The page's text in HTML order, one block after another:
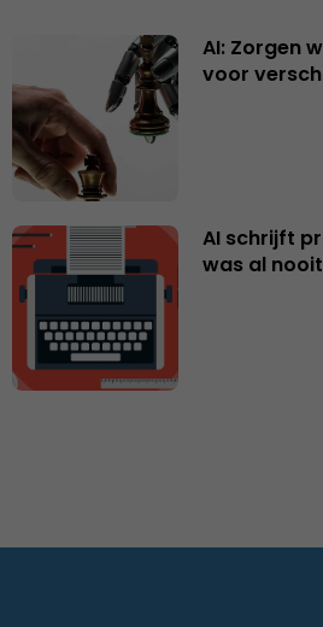
AI: Zorgen
voor
AI schrijft
was al